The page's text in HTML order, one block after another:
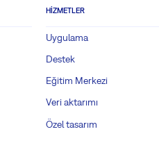
HIZMETLER
Uygulama
Destek
Eğitim Merkezi
Veri aktarımı
Özel tasarım